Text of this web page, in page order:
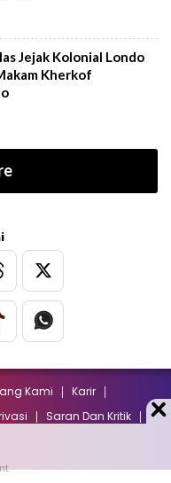
Jejak Kolonial Londo
Kherkof
Kami
Karir
Saran Dan Kritik